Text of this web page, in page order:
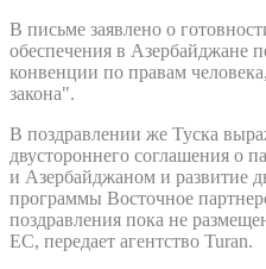
В письме заявлено о
обеспечения в Азербайджане
конвенции по правам
закона".
B поздравлении же Туска
двустороннего соглашения о
и Азербайджаном и развитие
программы Восточное
поздравления пока не
ЕС, передает агентство Turan.